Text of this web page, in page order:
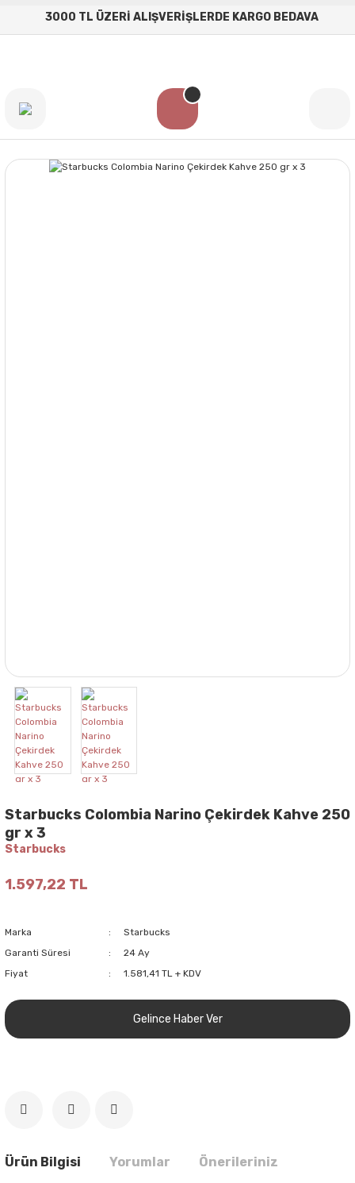
3000 TL ÜZERİ ALIŞVERİŞLERDE KARGO BEDAVA
Starbucks Colombia Narino Çekirdek Kahve 250
gr x 3
Starbucks
1.597,22 TL
Marka
Starbucks
Garanti Süresi
24 Ay
Fiyat
1.581,41 TL + KDV
Gelince Haber Ver
Ürün Bilgisi Yorumlar Önerileriniz